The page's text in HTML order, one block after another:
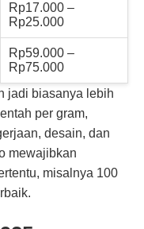
Rp17.000 –
Rp25.000
Rp59.000 –
Rp75.000
jadi biasanya lebih
per gram,
desain, dan
mewajibkan
misalnya 100